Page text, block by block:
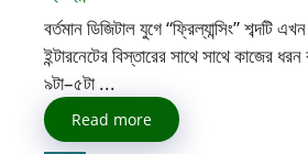
বর্তমান ডিজিটাল যুগে “ফ্রিল্যান্সিং” শব্দটি
ইন্টারনেটের বিস্তারের সাথে সাথে কাজের
৯টা–৫টা ...
Read more